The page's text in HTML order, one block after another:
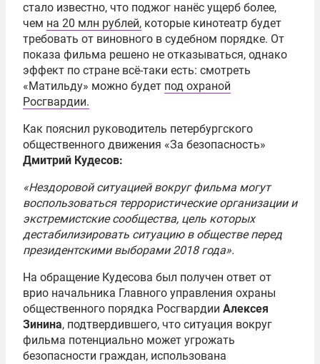
стало известно, что поджог нанёс ущерб более,
чем на 20 млн рублей, которые кинотеатр будет
требовать от виновного в судебном порядке. От
показа фильма решено не отказываться, однако
эффект по стране всё-таки есть: смотреть
«Матильду» можно будет под охраной
Росгвардии.
Как пояснил руководитель петербургского
общественного движения «За безопасность»
Дмитрий Кудесов:
«Нездоровой ситуацией вокруг фильма могут
воспользоваться террористические организации и
экстремистские сообщества, цель которых
дестабилизировать ситуацию в обществе перед
президентскими выборами 2018 года».
На обращение Кудесова был получен ответ от
врио начальника Главного управления охраны
общественного порядка Росгвардии Алексея
Зинина, подтвердившего, что ситуация вокруг
фильма потенциально может угрожать
безопасности граждан, использована